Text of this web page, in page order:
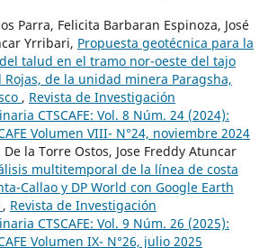
Parra, Felicita Barbaran Espinoza, José
Yrribari, Propuesta geotécnica para la
talud en el tramo nor-oeste del tajo
Rojas, de la unidad minera Paragsha,
, Revista de Investigación
CTSCAFE: Vol. 8 Núm. 24 (2024):
Volumen VIII- N°24, noviembre 2024
la Torre Ostos, Jose Freddy Atuncar
multitemporal de la línea de costa
Callao y DP World con Google Earth
, Revista de Investigación
CTSCAFE: Vol. 9 Núm. 26 (2025):
Volumen IX- N°26, julio 2025